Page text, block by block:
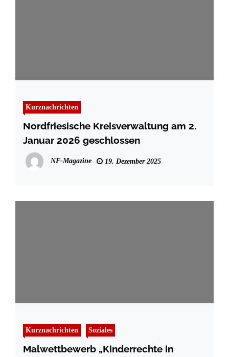
Kurznachrichten
Nordfriesische Kreisverwaltung am 2.
Januar 2026 geschlossen
NF-Magazine 19. Dezember 2025
Kurznachrichten Soziales
Malwettbewerb „Kinderrechte in